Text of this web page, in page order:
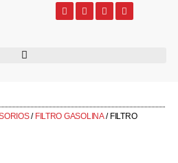
/ FILTRO GASOLINA/ FILTRO